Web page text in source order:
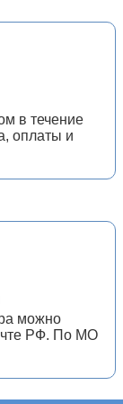
в течение
оплаты и
можно
РФ. По МО